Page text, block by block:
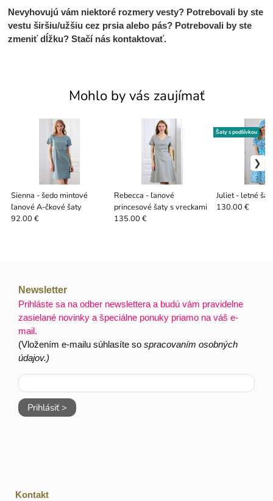
Nevyhovujú vám niektoré rozmery vesty? Potrebovali by ste
vestu širšiu/užšiu cez prsia alebo pás? Potrebovali by ste
zmeniť dĺžku? Stačí nás kontaktovať.
Mohlo by vás zaujímať
Sienna - šedo mintové
ľanové A-čkové šaty
92.00 €
Rebecca - ľanové
princesové šaty s vreckami
135.00 €
Juliet - letné
Šaty s podšívkou
130.00 €
Newsletter
Prihláste sa na odber newslettera a budú vám pravidelne
zasielané novinky a špeciálne ponuky priamo na váš e-
mail.
(Vložením e-mailu súhlasíte sospracovaním osobných
údajov.)
Prihlásiť >
Kontakt